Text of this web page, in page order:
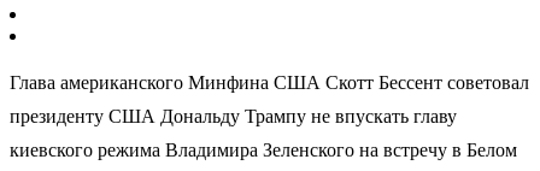
Глава американского Минфина США Скотт Бессент советовал
президенту США Дональду Трампу не впускать главу
киевского режима Владимира Зеленского на встречу в Белом